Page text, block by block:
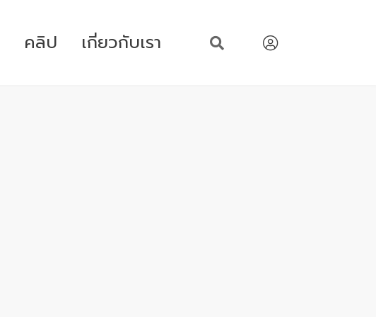
คลิป เกี่ยวกับเรา